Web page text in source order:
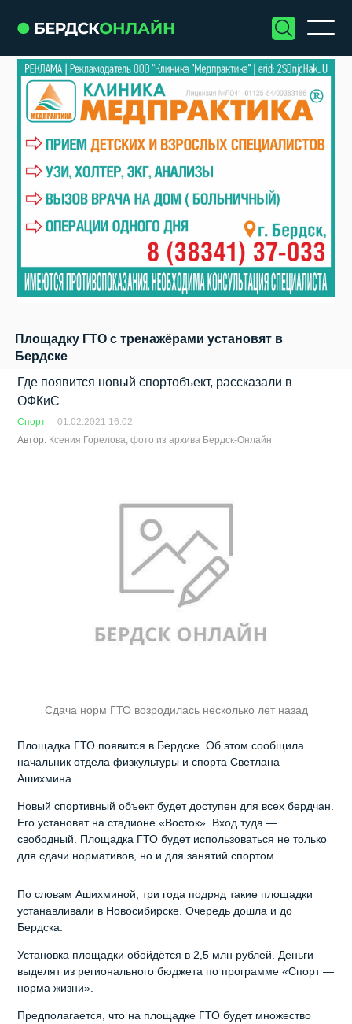
Площадку ГТО с тренажёрами установят в
Бердске
Где появится новый спортобъект, рассказали в
ОФКиС
Спорт
01.02.2021 16:02
Автор: Ксения Горелова, фото из архива Бердск-Онлайн
Сдача норм ГТО возродилась несколько лет назад
Площадка ГТО появится в Бердске. Об этом сообщила
начальник отдела физкультуры и спорта Светлана
Ашихмина.
Новый спортивный объект будет доступен для всех бердчан.
Его установят на стадионе «Восток». Вход туда —
свободный. Площадка ГТО будет использоваться не только
для сдачи нормативов, но и для занятий спортом.
По словам Ашихминой, три года подряд такие площадки
устанавливали в Новосибирске. Очередь дошла и до
Бердска.
Установка площадки обойдётся в 2,5 млн рублей. Деньги
выделят из регионального бюджета по программе «Спорт —
норма жизни».
Предполагается, что на площадке ГТО будет множество